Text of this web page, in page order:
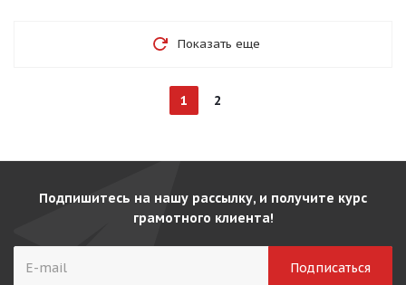
Показать еще
1 2
Подпишитесь на нашу рассылку, и получите курс
грамотного клиента!